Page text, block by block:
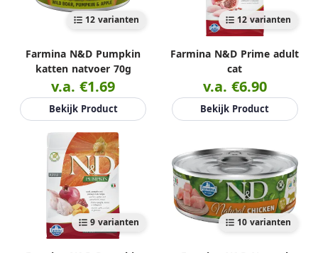
12 varianten
Farmina N&D Pumpkin
katten natvoer 70g
v.a. €1.69
Bekijk Product
12 varianten
Farmina N&D Prime adult
cat
v.a. €6.90
Bekijk Product
9 varianten 10 varianten